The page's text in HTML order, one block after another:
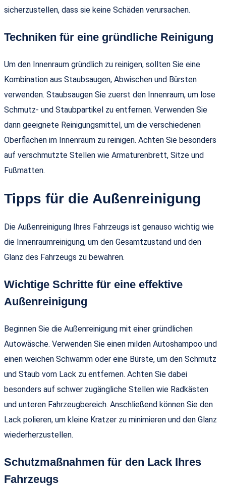
sicherzustellen, dass sie keine Schäden verursachen.
Techniken für eine gründliche Reinigung
Um den Innenraum gründlich zu reinigen, sollten Sie eine
Kombination aus Staubsaugen, Abwischen und Bürsten
verwenden. Staubsaugen Sie zuerst den Innenraum, um lose
Schmutz- und Staubpartikel zu entfernen. Verwenden Sie
dann geeignete Reinigungsmittel, um die verschiedenen
Oberflächen im Innenraum zu reinigen. Achten Sie besonders
auf verschmutzte Stellen wie Armaturenbrett, Sitze und
Fußmatten.
Tipps für die Außenreinigung
Die Außenreinigung Ihres Fahrzeugs ist genauso wichtig wie
die Innenraumreinigung, um den Gesamtzustand und den
Glanz des Fahrzeugs zu bewahren.
Wichtige Schritte für eine effektive
Außenreinigung
Beginnen Sie die Außenreinigung mit einer gründlichen
Autowäsche. Verwenden Sie einen milden Autoshampoo und
einen weichen Schwamm oder eine Bürste, um den Schmutz
und Staub vom Lack zu entfernen. Achten Sie dabei
besonders auf schwer zugängliche Stellen wie Radkästen
und unteren Fahrzeugbereich. Anschließend können Sie den
Lack polieren, um kleine Kratzer zu minimieren und den Glanz
wiederherzustellen.
Schutzmaßnahmen für den Lack Ihres
Fahrzeugs